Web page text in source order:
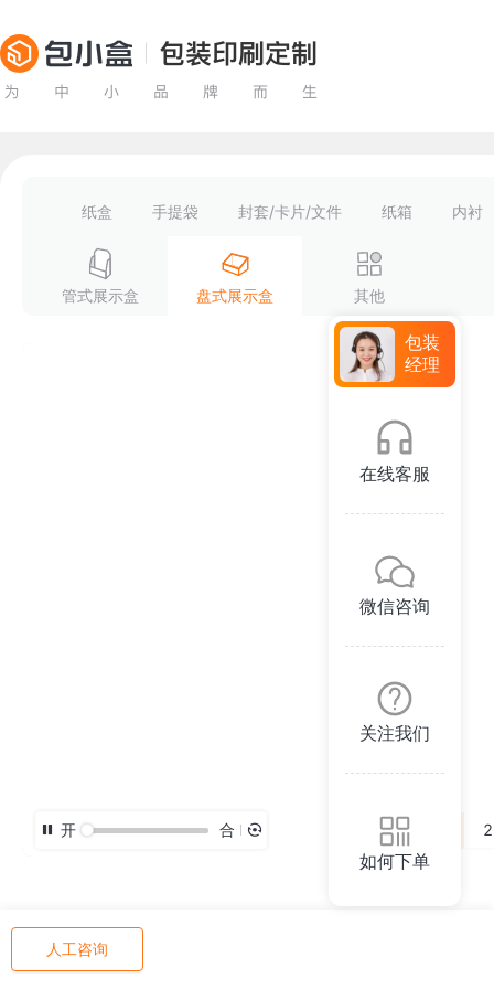
纸盒 手提袋 封套/卡片/文件 纸箱 内衬
管式展示盒 盘式展示盒 其他
开 合
人工咨询
包装
经理
在线客服
微信咨询
关注我们
如何下单